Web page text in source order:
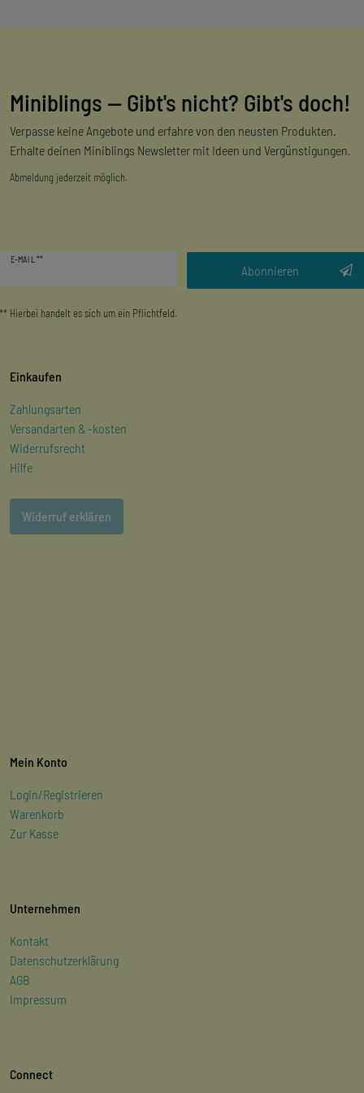
Miniblings — Gibt's nicht? Gibt's doch!
Verpasse keine Angebote und erfahre von den neusten Produkten.
Erhalte deinen Miniblings Newsletter mit Ideen und Vergünstigungen.
Abmeldung jederzeit möglich.
E-MAIL **
Abonnieren
** Hierbei handelt es sich um ein Pflichtfeld.
Einkaufen
Zahlungsarten
Versandarten & -kosten
Widerrufsrecht
Hilfe
Widerruf erklären
Mein Konto
Login/Registrieren
Warenkorb
Zur Kasse
Unternehmen
Kontakt
Datenschutzerklärung
AGB
Impressum
Connect